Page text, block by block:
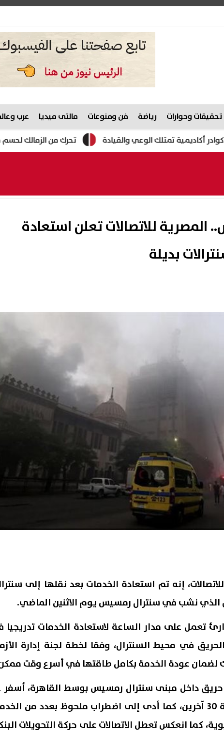
تحقيقات وحوارات رياضة فن ومنوعات مالتى ميديا عرب
تحرك من الزمالك لحسم موقف تمتلك الوعي والقيادة
للاتصالات تعلن استعادة
بديلة
إنه تم استعادة الخدمات بعد نقلها إلى
الذي نشب في سنترال رمسيس يوم الاثنين الماضي.
تعمل على مدار الساعة لاستعادة الخدمات
في محيط السنترال، وفقا لخطة لجنة إدارة
لضمان عودة الخدمة بكامل طاقتها في أسرع وقت
حريق داخل مبنى سنترال رمسيس بوسط القاهرة،
وفاة 4 أشخاص، وإصابة 30 آخرين، كما أدى إلى اضطراب ملحوظ بعدد من
كما انعكس تعطل الاتصالات على حركة التحويلات